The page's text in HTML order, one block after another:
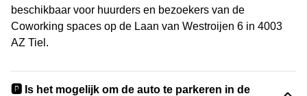
beschikbaar voor huurders en bezoekers van de
Coworking spaces op de Laan van Westroijen 6 in 4003
AZ Tiel.
🅿️ Is het mogelijk om de auto te parkeren in de